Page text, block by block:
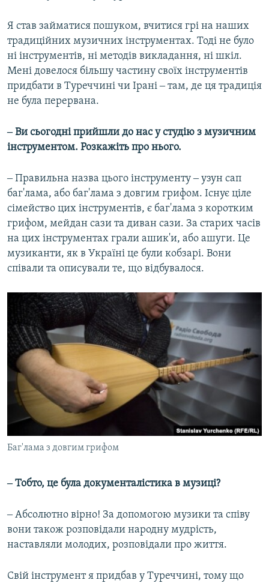
Я став займатися пошуком, вчитися грі на наших
традиційних музичних інструментах. Тоді не було
ні інструментів, ні методів викладання, ні шкіл.
Мені довелося більшу частину своїх інструментів
придбати в Туреччині чи Ірані ‒ там, де ця традиція
не була перервана.
‒ Ви сьогодні прийшли до нас у студію з музичним
інструментом. Розкажіть про нього.
‒ Правильна назва цього інструменту ‒ узун сап
баг'лама, або баг'лама з довгим грифом. Існує ціле
сімейство цих інструментів, є баг'лама з коротким
грифом, мейдан сази та диван сази. За старих часів
на цих інструментах грали ашик'и, або ашуги. Це
музиканти, як в Україні це були кобзарі. Вони
співали та описували те, що відбувалося.
Баг'лама з довгим грифом
‒ Тобто, це була документалістика в музиці?
‒ Абсолютно вірно! За допомогою музики та співу
вони також розповідали народну мудрість,
наставляли молодих, розповідали про життя.
Свій інструмент я придбав у Туреччині, тому що